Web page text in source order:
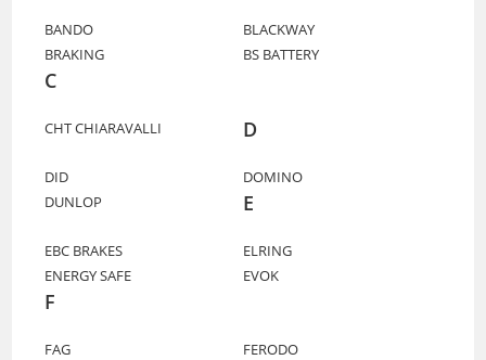
BANDO
BLACKWAY
BRAKING
BS BATTERY
C
CHT CHIARAVALLI D
DID
DOMINO
DUNLOP
E
EBC BRAKES
ELRING
ENERGY SAFE
EVOK
F
FAG FERODO